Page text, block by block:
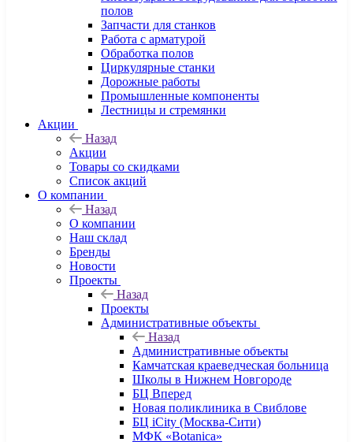
полов
Запчасти для станков
Работа с арматурой
Обработка полов
Циркулярные станки
Дорожные работы
Промышленные компоненты
Лестницы и стремянки
Акции
Назад
Акции
Товары со скидками
Список акций
О компании
Назад
О компании
Наш склад
Бренды
Новости
Проекты
Назад
Проекты
Административные объекты
Назад
Административные объекты
Камчатская краеведческая больница
Школы в Нижнем Новгороде
БЦ Вперед
Новая поликлиника в Свиблове
БЦ iCity (Москва-Сити)
МФК «Botanica»